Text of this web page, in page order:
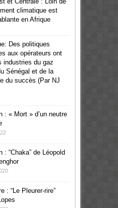
climatique est
en Afrique
Des politiques
aux opérateurs ont
industries du gaz
Sénégal et de la
du succès (Par NJ
: « Mort » d’un neutre
: “Chaka” de Léopold
: “Le Pleurer-rire”